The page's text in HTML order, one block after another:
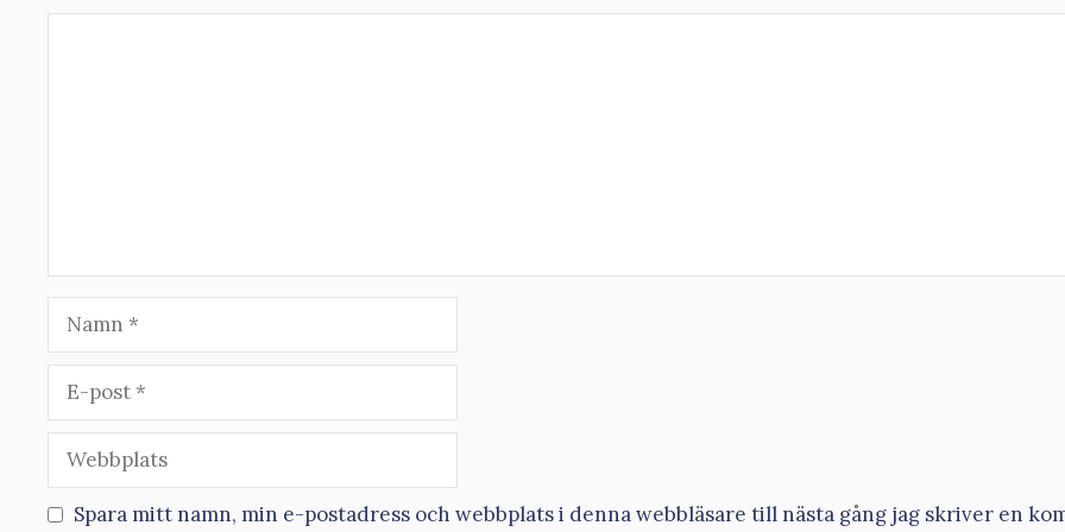
Namn
E-
post
Webbplats
Spara mitt namn, min e-postadress och webbplats i denna webbläsare till nästa gång jag skriver en